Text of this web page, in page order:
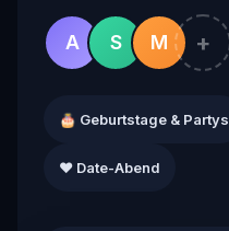
A S M +
🎂 Geburtstage & Partys
❤️ Date-Abend